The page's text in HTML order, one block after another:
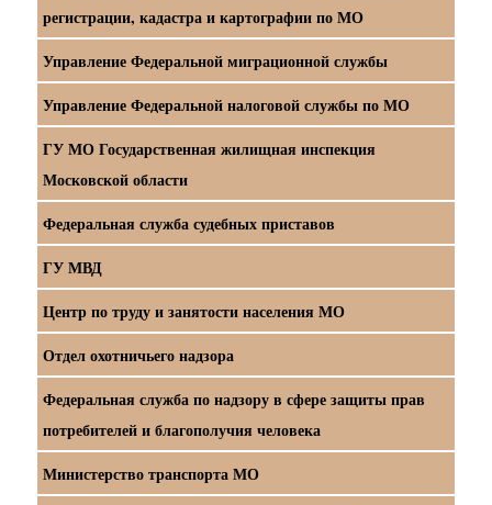
регистрации, кадастра и картографии по МО
Управление Федеральной миграционной службы
Управление Федеральной налоговой службы по МО
ГУ МО Государственная жилищная инспекция
Московской области
Федеральная служба судебных приставов
ГУ МВД
Центр по труду и занятости населения МО
Отдел охотничьего надзора
Федеральная служба по надзору в сфере защиты прав
потребителей и благополучия человека
Министерство транспорта МО